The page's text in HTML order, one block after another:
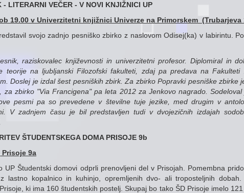
- LITERARNI VEČER - V NOVI KNJIŽNICI UP
19.00 v Univerzitetni knjižnici Univerze na Primorskem (Trubarjeva
svojo zadnjo pesniško zbirko z naslovom Odisej(ka) v labirintu.
raziskovalec književnosti in univerzitetni profesor. Diplomiral in
teorije na ljubljanski Filozofski fakulteti, zdaj pa predava na Fakulteti
Doslej je izdal šest pesniških zbirk. Za zbirko Popravki pesniške zbirke
za zbirko "Via Francigena" pa leta 2012 za Jenkovo nagrado.
pesmi pa so prevedene v številne tuje jezike, med drugim v
V zadnjem času je bil predstavljen tudi v dvojezičnih izdajah
ŠTUDENTSKEGA DOMA PRISOJE 9b
Prisoje 9a
UP Študentski domovi odprli prenovljeni del v Prisojah. Pomembna
lastno kopalnico in kuhinjo, opremljenih dvo- ali troposteljnih
ki ima 160 študentskih postelj. Skupaj bo tako ŠD Prisoje imelo